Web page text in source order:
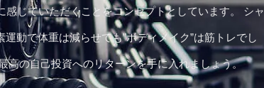
じていただくことをコンセプトとしています。 シャ
動で体重は減らせても”ボディメイク”は筋トレでし
高の自己投資へのリターンを手に入れましょう。